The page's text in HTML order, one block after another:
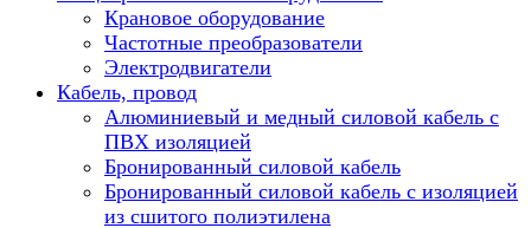
Крановое оборудование
Частотные преобразователи
Электродвигатели
Кабель, провод
Алюминиевый и медный силовой кабель с
ПВХ изоляцией
Бронированный силовой кабель
Бронированный силовой кабель с изоляцией
из сшитого полиэтилена